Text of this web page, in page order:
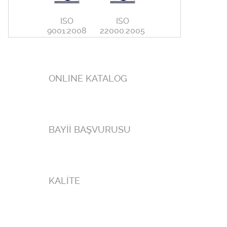
ISO
9001:2008
ISO
22000:2005
ONLINE KATALOG
BAYİİ BAŞVURUSU
KALİTE